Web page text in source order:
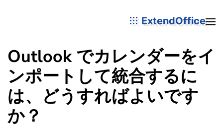
ExtendOffice
Outlook でカレンダーをイ
ンポートして統合するに
は、どうすればよいです
か？